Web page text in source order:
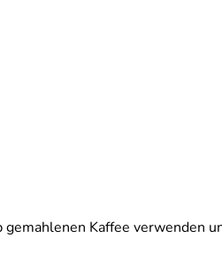
Kaffee verwenden